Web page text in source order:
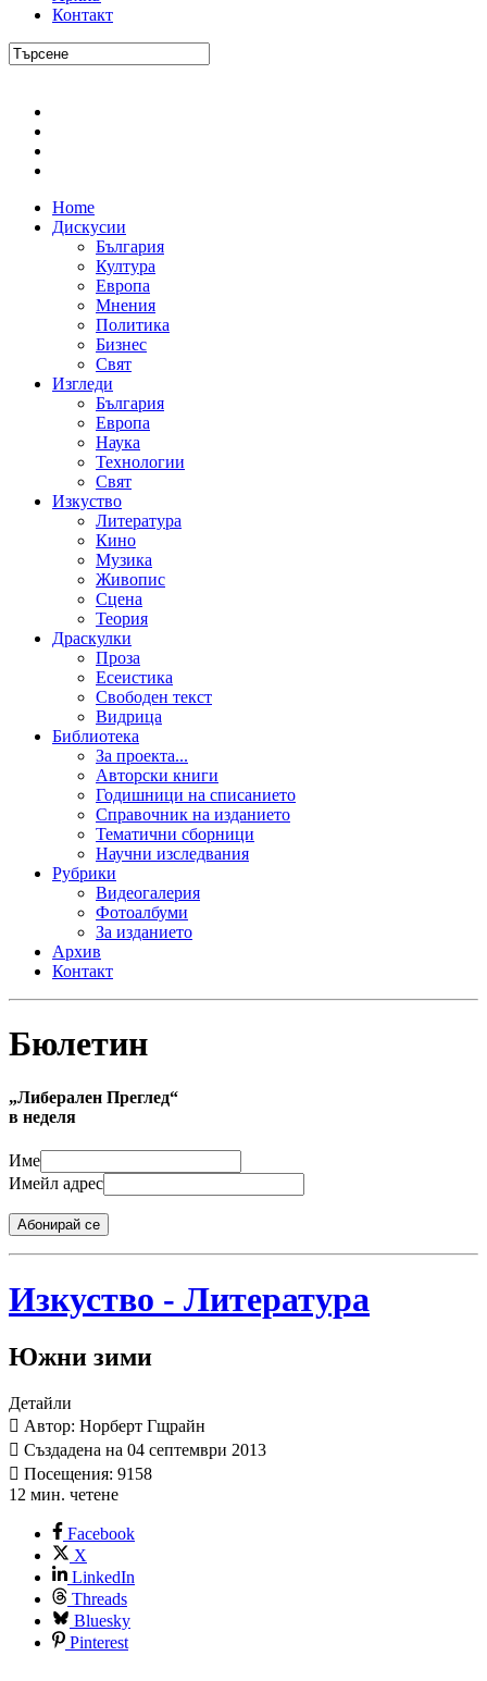
Контакт
Home
Дискусии
България
Култура
Европа
Мнения
Политика
Бизнес
Свят
Изгледи
България
Европа
Наука
Технологии
Свят
Изкуство
Литература
Кино
Музика
Живопис
Сцена
Теория
Драскулки
Проза
Есеистика
Свободен текст
Видрица
Библиотека
За проекта...
Авторски книги
Годишници на списанието
Справочник на изданието
Тематични сборници
Научни изследвания
Рубрики
Видеогалерия
Фотоалбуми
За изданието
Архив
Контакт
Бюлетин
„Либерален Преглед“
в неделя
Име
Имейл адрес
Абонирай се
Изкуство - Литература
Южни зими
Детайли
Автор: Норберт Гщрайн
Създадена на 04 септември 2013
Посещения: 9158
12 мин. четене
Facebook
X
LinkedIn
Threads
Bluesky
Pinterest